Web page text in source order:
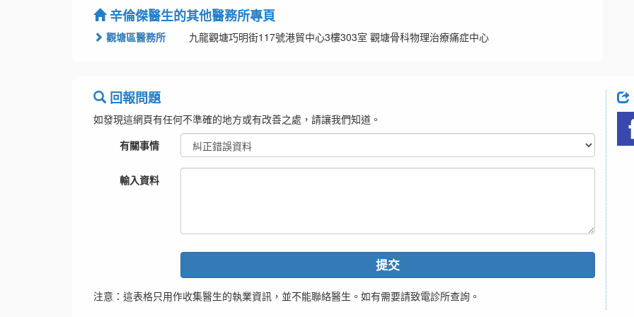
辛倫傑醫生的其他醫務所專頁
觀塘區醫務所 九龍觀塘巧明街117號港貿中心3樓303室 觀塘骨科物理治療痛症中心
回報問題
如發現這網頁有任何不準確的地方或有改善之處，請讓我們知道。
有關事情
輸入資料
提交
注意：這表格只用作收集醫生的執業資訊，並不能聯絡醫生。如有需要請致電診所查詢。